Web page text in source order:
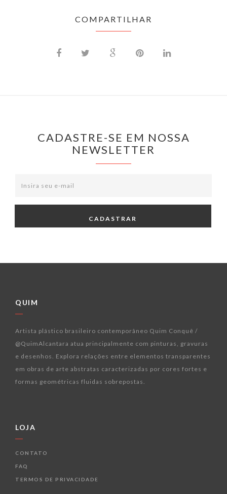
COMPARTILHAR
CADASTRE-SE EM NOSSA
NEWSLETTER
CADASTRAR
QUIM
Artista plástico brasileiro contemporâneo Quim Conquê /
@QuimAlcantara atua principalmente com pinturas, gravuras
e desenhos. Explora relações entre elementos transparentes
em obras de arte abstratas caracterizadas por cores fortes e
formas geométricas fluidas sobrepostas.
LOJA
CONTATO
FAQ
TERMOS DE PRIVACIDADE